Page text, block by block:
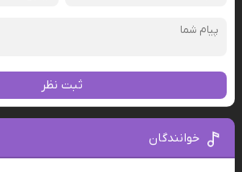
ثبت نظر
خوانندگان